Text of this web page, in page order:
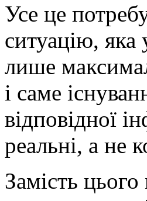
Усе це
ситуацію, яка
лише
і саме
відповідної
реальні, а не
Замість